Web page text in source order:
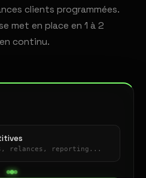
clients programmées.
met en place en 1 à 2
continu.
relances, reporting...